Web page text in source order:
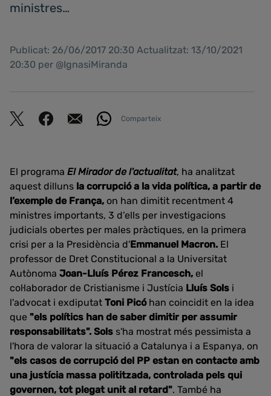
ministres…
Publicat: 26/06/2017 20:30 Actualitzat: 13/10/2021
20:30 per @IgnasiMiranda
Comparteix
El programa El Mirador de l'actualitat, ha analitzat
aquest dilluns la corrupció a la vida política, a partir de
l’exemple de França, on han dimitit recentment 4
ministres importants, 3 d’ells per investigacions
judicials obertes per males pràctiques, en la primera
crisi per a la Presidència d'Emmanuel Macron. El
professor de Dret Constitucional a la Universitat
Autònoma Joan-Lluís Pérez Francesch, el
col·laborador de Cristianisme i Justícia Lluís Sols i
l'advocat i exdiputat Toni Picó han coincidit en la idea
que "els polítics han de saber dimitir per assumir
responsabilitats". Sols s'ha mostrat més pessimista a
l'hora de valorar la situació a Catalunya i a Espanya, on
"els casos de corrupció del PP estan en contacte amb
una justícia massa polititzada, controlada pels qui
governen, tot plegat unit al retard". També ha